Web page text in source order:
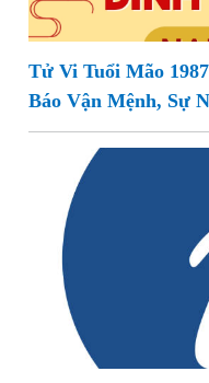
Tử Vi Tuổi Mão
Báo Vận Mệnh, Sự